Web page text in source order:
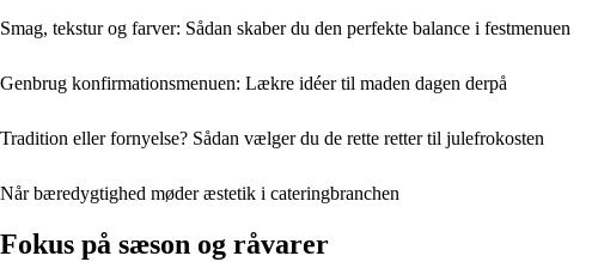
Smag, tekstur og farver: Sådan skaber du den perfekte balance i festmenuen
Genbrug konfirmationsmenuen: Lækre idéer til maden dagen derpå
Tradition eller fornyelse? Sådan vælger du de rette retter til julefrokosten
Når bæredygtighed møder æstetik i cateringbranchen
Fokus på sæson og råvarer